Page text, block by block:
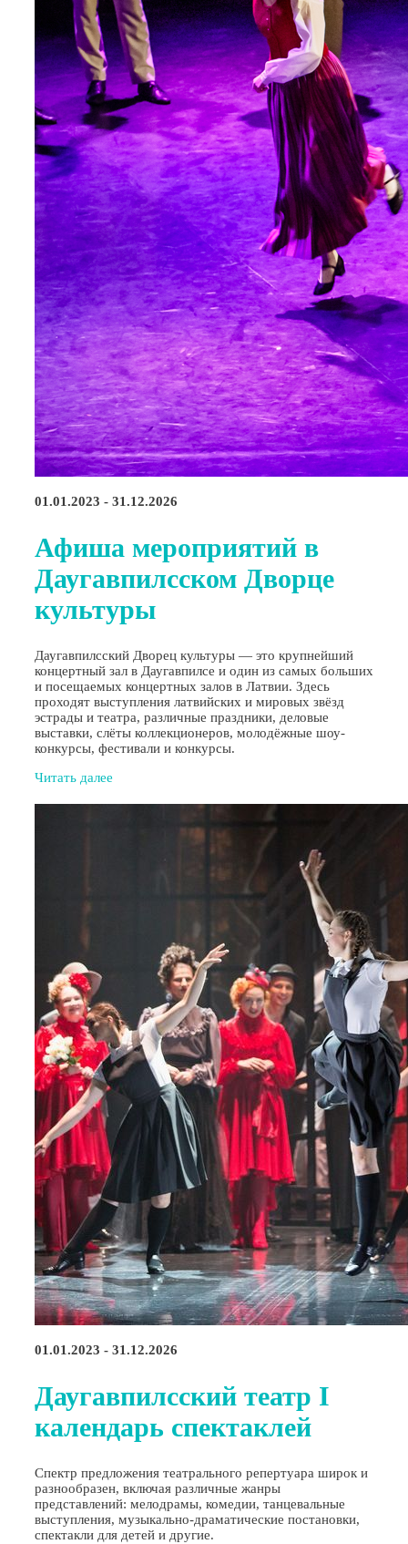
01.01.2023 - 31.12.2026
Афиша мероприятий в
Даугавпилсском Дворце
культуры
Даугавпилсский Дворец культуры — это крупнейший
концертный зал в Даугавпилсе и один из самых больших
и посещаемых концертных залов в Латвии. Здесь
проходят выступления латвийских и мировых звёзд
эстрады и театра, различные праздники, деловые
выставки, слёты коллекционеров, молодёжные шоу-
конкурсы, фестивали и конкурсы.
Читать далее
01.01.2023 - 31.12.2026
Даугавпилсский театр I
календарь спектаклей
Спектр предложения театрального репертуара широк и
разнообразен, включая различные жанры
представлений: мелодрамы, комедии, танцевальные
выступления, музыкально-драматические постановки,
спектакли для детей и другие.